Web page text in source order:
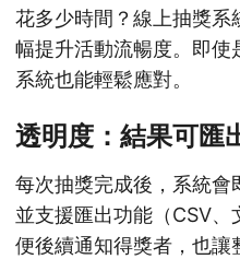
花多少時間？線上抽獎系
幅提升活動流暢度。即使
系統也能輕鬆應對。
透明度：結果可匯
每次抽獎完成後，系統會
並支援匯出功能（CSV
便後續通知得獎者，也讓